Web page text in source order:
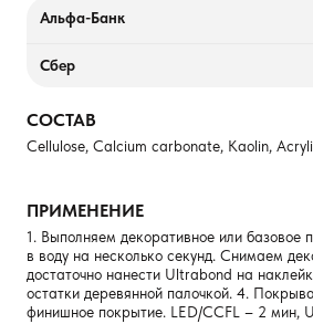
Альфа-Банк
Сбер
СОСТАВ
Cellulose, Calcium carbonate, Kaolin,
ПРИМЕНЕНИЕ
1. Выполняем декоративное или
в воду на несколько секунд. Снимаем
достаточно нанести Ultrabond на
остатки деревянной палочкой. 4.
финишное покрытие. LED/CCFL – 2 мин,